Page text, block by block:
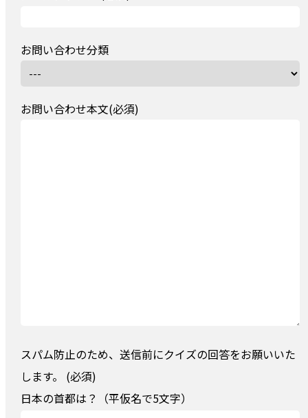
お問い合わせ分類
お問い合わせ本文(必須)
スパム防止のため、送信前にクイズの回答をお願いいた
します。 (必須)
日本の首都は？（平仮名で5文字）